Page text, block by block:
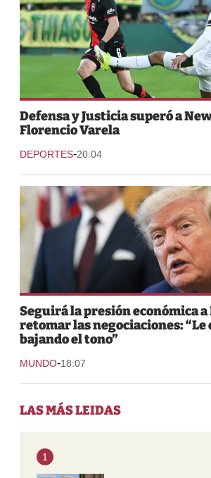
Defensa y Justicia superó a
Florencio Varela
DEPORTES-20:04
Seguirá la presión económica
retomar las negociaciones: “Le
bajando el tono”
MUNDO-18:07
LAS MÁS LEIDAS
1